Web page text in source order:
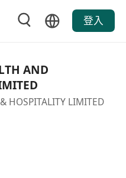
登入
AND
HOSPITALITY LIMITED